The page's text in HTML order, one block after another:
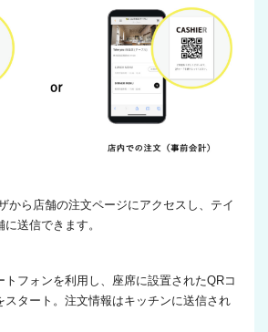
から店舗の注文ページにアクセスし、テイ
送信できます。
トフォンを利用し、座席に設置されたQRコ
スタート。注文情報はキッチンに送信され